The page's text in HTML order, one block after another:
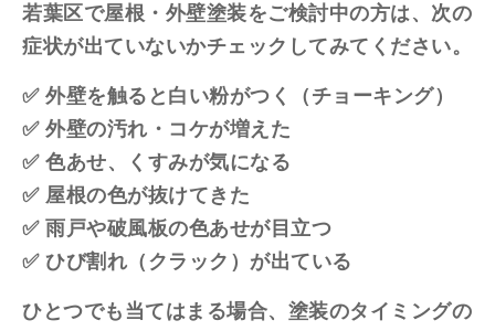
若葉区で屋根・外壁塗装をご検討中の方は、次の
症状が出ていないかチェックしてみてください。
✅ 外壁を触ると白い粉がつく（チョーキング）
✅ 外壁の汚れ・コケが増えた
✅ 色あせ、くすみが気になる
✅ 屋根の色が抜けてきた
✅ 雨戸や破風板の色あせが目立つ
✅ ひび割れ（クラック）が出ている
ひとつでも当てはまる場合、塗装のタイミングの